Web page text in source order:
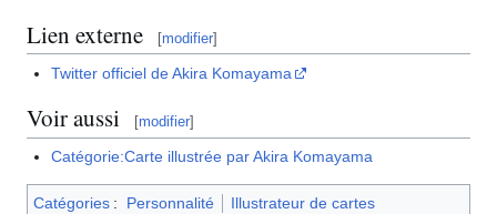
Lien externe [modifier]
Twitter officiel de Akira Komayama
Voir aussi [modifier]
Catégorie:Carte illustrée par Akira Komayama
Catégories : Personnalité Illustrateur de cartes